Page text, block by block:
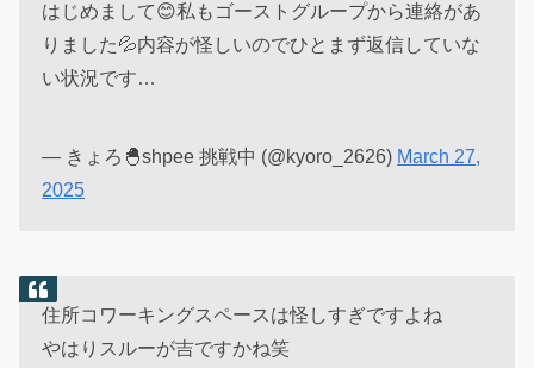
はじめまして😊私もゴーストグループから連絡があ
りました💦内容が怪しいのでひとまず返信していな
い状況です…
— きょろ🐣shpee 挑戦中 (@kyoro_2626) March 27,
2025
住所コワーキングスペースは怪しすぎですよね
やはりスルーが吉ですかね笑